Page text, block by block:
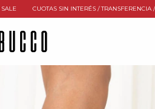
CUOTAS SIN INTERÉS / TRANSFERENCIA / GO